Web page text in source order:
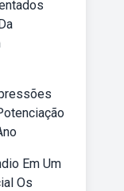
Em Um
Os